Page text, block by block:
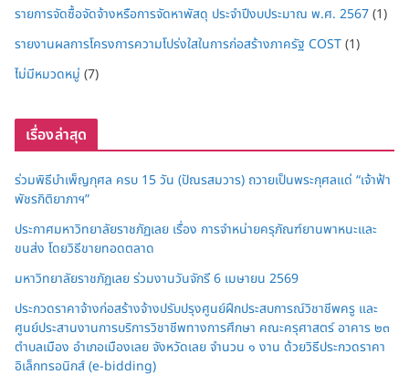
รายการจัดซื้อจัดจ้างหรือการจัดหาพัสดุ ประจำปีงบประมาณ พ.ศ. 2567(1)
รายงานผลการโครงการความโปร่งใสในการก่อสร้างภาครัฐ COST(1)
ไม่มีหมวดหมู่ (7)
เรื่องล่าสุด
ร่วมพิธีบำเพ็ญกุศล ครบ 15 วัน (ปัณรสมวาร) ถวายเป็นพระกุศลแด่ “เจ้าฟ้า
พัชรกิติยาภาฯ”
ประกาศมหาวิทยาลัยราชภัฏเลย เรื่อง การจำหน่ายครุภัณฑ์ยานพาหนะและ
ขนส่ง โดยวิธีขายทอดตลาด
มหาวิทยาลัยราชภัฏเลย ร่วมงานวันจักรี 6 เมษายน 2569
ประกวดราคาจ้างก่อสร้างจ้างปรับปรุงศูนย์ฝึกประสบการณ์วิชาชีพครู และ
ศูนย์ประสานงานการบริการวิชาชีพทางการศึกษา คณะครุศาสตร์ อาคาร ๒๓
ตำบลเมือง อำเภอเมืองเลย จังหวัดเลย จำนวน ๑ งาน ด้วยวิธีประกวดราคา
อิเล็กทรอนิกส์ (e-bidding)